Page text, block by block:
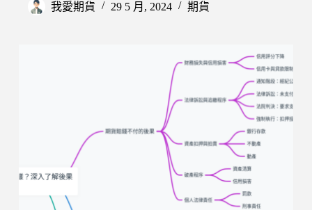
我愛期貨 29 5 月, 2024 期貨